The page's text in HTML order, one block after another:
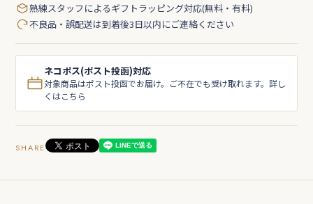
熟練スタッフによるギフトラッピング対応(無料・有料)
不良品・誤配送は到着後3日以内にご連絡ください
ネコポス(ポスト投函)対応
対象商品はポスト投函でお届け。ご不在でも受け取れます。詳し
くはこちら
SHARE